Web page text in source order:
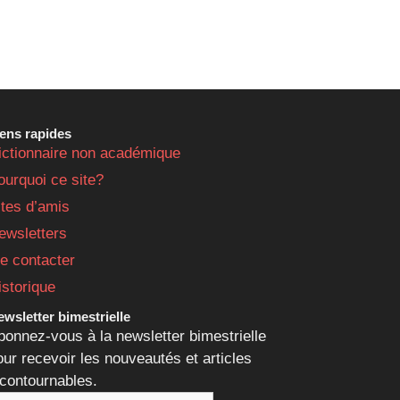
rapides
non académique
ce site?
d’amis
contacter
bimestrielle
vous à la newsletter bimestrielle
recevoir les nouveautés et articles